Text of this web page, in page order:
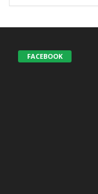
FACEBOOK